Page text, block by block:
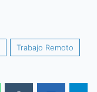
Trabajo Remoto